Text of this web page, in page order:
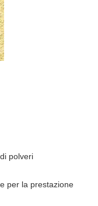
polveri
per la prestazione